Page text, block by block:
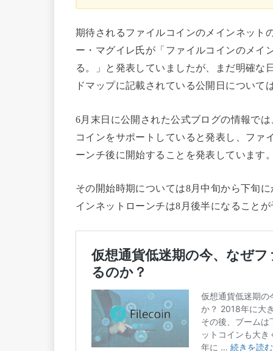
期待されるファイルコインのメインネット
ー・マグイレ氏が「ファイルコインのメイ
る。」と発表していましたが、まだ明確な
ドマップに記載されている公開日について
6月末日に公開された公式ブログの情報で
コインをサポートしていると発表し、ファ
ーンチ後に開始することを発表しています
その開始時期については8月中旬から下旬
インネットローンチは8月後半になること